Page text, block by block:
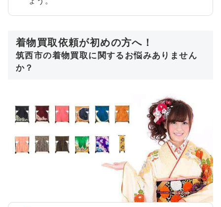
着物買取依頼が初めの方へ！
筑西市の着物買取に関するお悩みありません
か？